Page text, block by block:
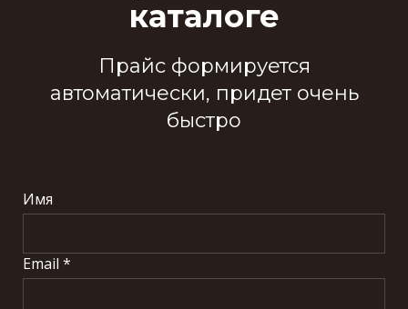
каталоге
Прайс формируется
автоматически, придет очень
быстро
Имя
Email *